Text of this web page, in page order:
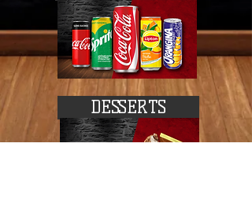
DESSERTS